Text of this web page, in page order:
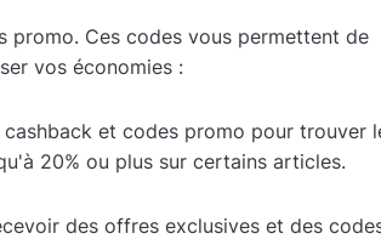
promo. Ces codes vous permettent de
vos économies :
et codes promo pour trouver
20% ou plus sur certains articles.
des offres exclusives et des